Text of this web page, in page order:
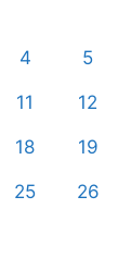
4 5
11 12
18 19
25 26